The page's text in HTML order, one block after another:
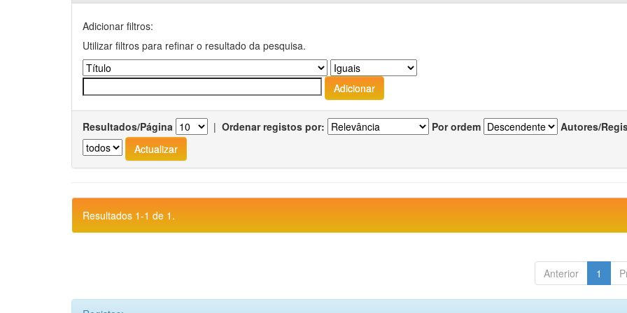
Adicionar filtros:
Utilizar filtros para refinar o resultado da pesquisa.
Resultados/Página | Ordenar registos por: Por ordem Autores/
Resultados 1-1 de 1.
Anterior 1